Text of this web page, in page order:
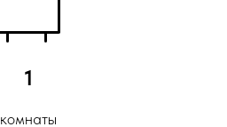
1
комнаты